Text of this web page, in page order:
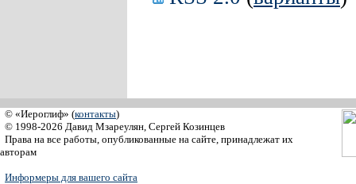
© «Иероглиф» (контакты)
© 1998-2026 Давид Мзареулян, Сергей Козинцев
Права на все работы, опубликованные на сайте, принадлежат их
авторам
Информеры для вашего сайта